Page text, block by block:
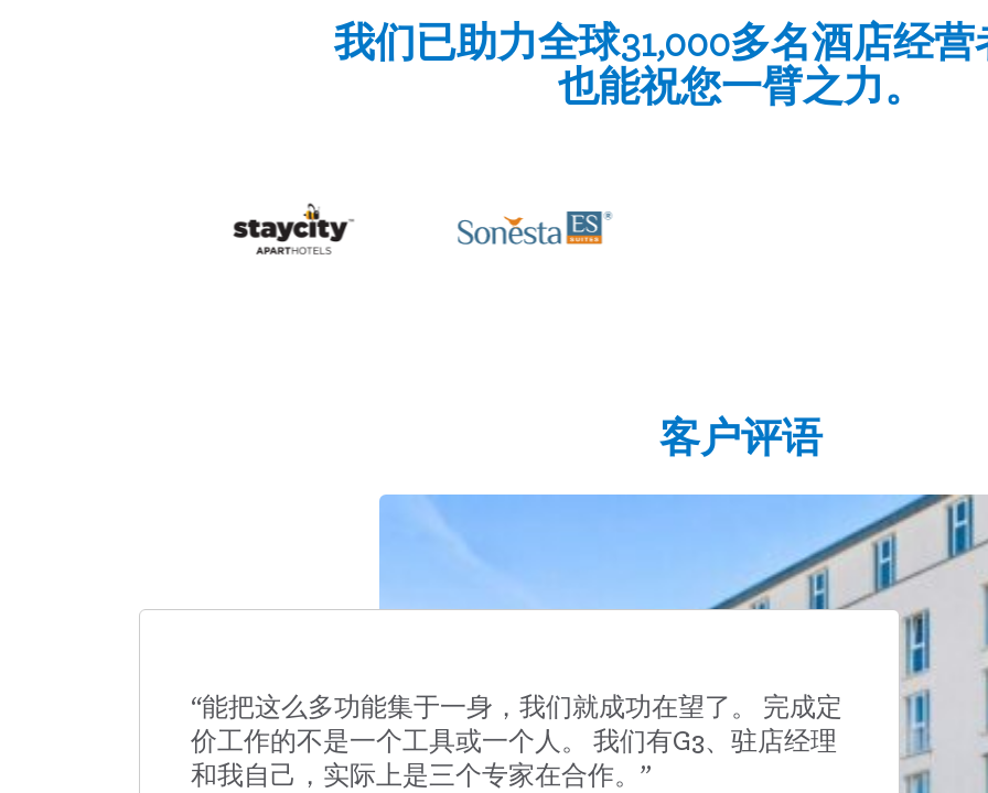
我们已助力全球31,000多名酒店经
也能祝您一臂之力。
客户评语
“能把这么多功能集于一身，我们就成功在望了。 完成定
价工作的不是一个工具或一个人。 我们有G3、驻店经理
和我自己，实际上是三个专家在合作。”